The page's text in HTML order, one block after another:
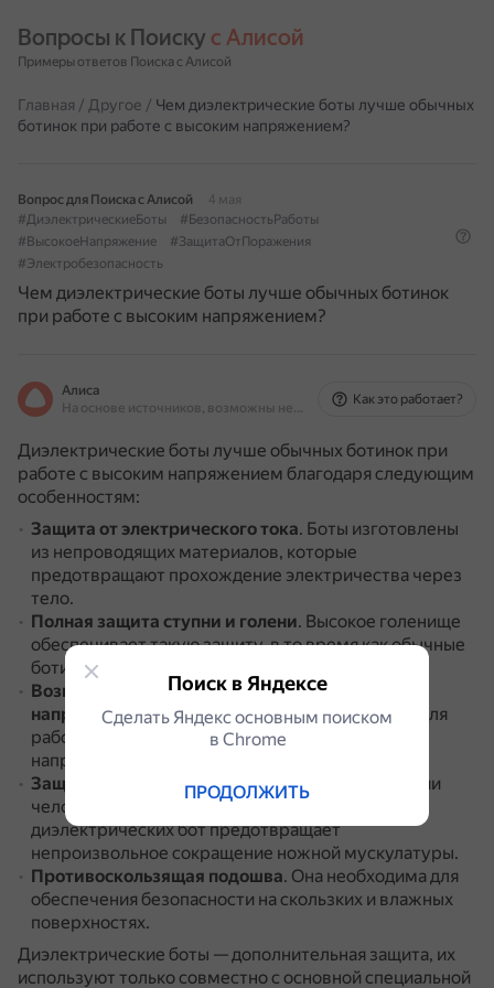
Вопросы к Поиску с Алисой
Примеры ответов Поиска с Алисой
Главная / Другое / Чем диэлектрические боты лучше обычных
ботинок при работе с высоким напряжением?
Вопрос для Поиска с Алисой
4 мая
#ДиэлектрическиеБоты
#БезопасностьРаботы
#ВысокоеНапряжение
#ЗащитаОтПоражения
#Электробезопасность
Чем диэлектрические боты лучше обычных ботинок
при работе с высоким напряжением?
Алиса
На основе источников, возможны неточности
Как это работает?
Диэлектрические боты лучше обычных ботинок при
работе с высоким напряжением благодаря следующим
особенностям:
Защита от электрического тока. Боты изготовлены
из непроводящих материалов, которые
предотвращают прохождение электричества через
тело.
Полная защита ступни и голени. Высокое голенище
обеспечивает такую защиту, в то время как обычные
ботинки защищают только нижнюю часть ноги.
Возможность работы с разным уровнем
напряжения.Диэлектрические боты подходят для
работы в электроустановках всех классов
напряжения.
Защита от шагового напряжения
При попадании
человека под действие опасного фактора носка
диэлектрических бот предотвращает
непроизвольное сокращение ножной мускулатуры.
Противоскользящая подошва. Она необходима для
обеспечения безопасности на скользких и влажных
поверхностях.
Диэлектрические боты — дополнительная защита, их
используют только совместно с основной специальной
Поиск в Яндексе
Сделать Яндекс основным поиском
в Сhrome
ПРОДОЛЖИТЬ